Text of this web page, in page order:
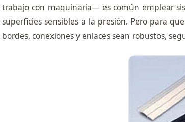
trabajo con maquinaria— es común emplear
superficies sensibles a la presión. Pero para
bordes, conexiones y enlaces sean robustos,